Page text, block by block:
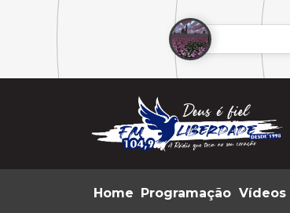
Home Programação Vídeos